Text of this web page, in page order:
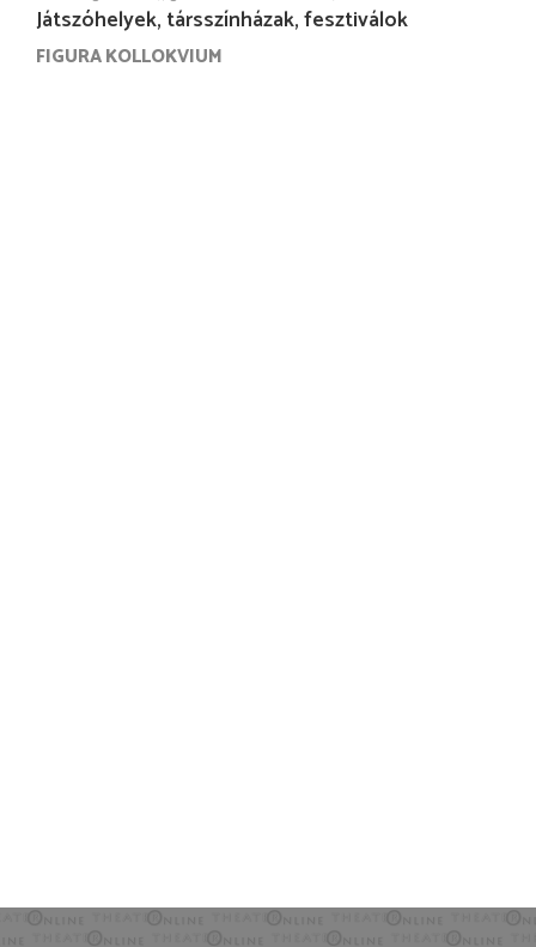
Játszóhelyek, társszínházak, fesztiválok
FIGURA KOLLOKVIUM